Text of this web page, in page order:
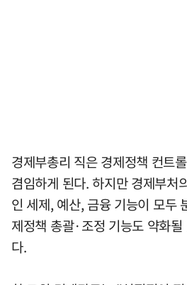
경제부총리 직은 경제정책 컨트
겸임하게 된다. 하지만 경제부처
인 세제, 예산, 금융 기능이 모두
제정책 총괄·조정 기능도 약화
다.